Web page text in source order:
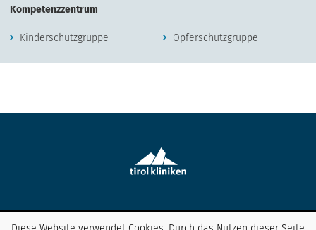
Kompetenzzentrum
Kinderschutzgruppe Opferschutzgruppe